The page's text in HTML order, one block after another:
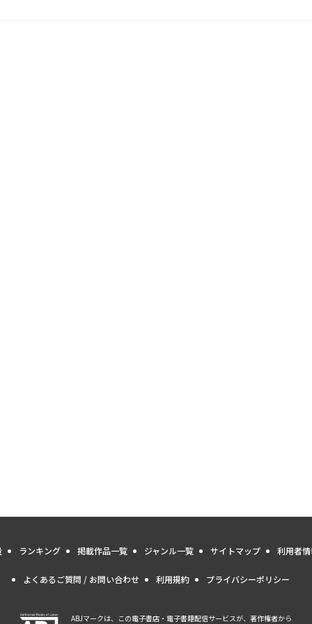
ランキング 掲載作品一覧 ジャンル一覧 サイトマップ 利用者
よくあるご質問 / お問い合わせ 利用規約 プライバシーポリシー
ABJマークは、この電子書店・電子書籍配信サービスが、著作権者から